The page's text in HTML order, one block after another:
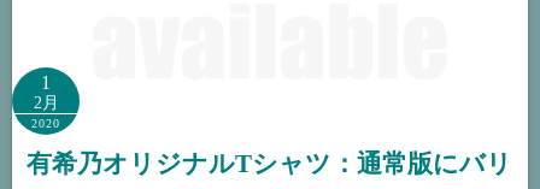
1
2月
2020
有希乃オリジナルTシャツ：通常版にバリ